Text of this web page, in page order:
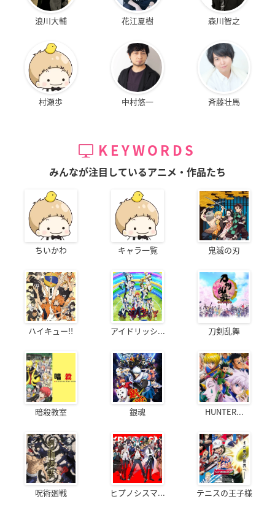
浪川大輔 花江夏樹 森川智之
村瀬歩 中村悠一 斉藤壮馬
KEYWORDS
みんなが注目しているアニメ・作品たち
ちいかわ キャラ一覧 鬼滅の刃
ハイキュー!! アイドリッシ... 刀剣乱舞
暗殺教室 銀魂 HUNTER...
呪術廻戦 ヒプノシスマ... テニスの王子様